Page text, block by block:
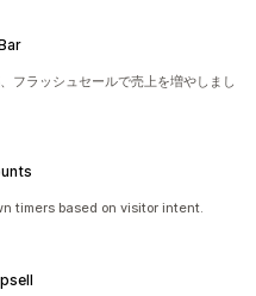
フラッシュセールで売上を増やしまし
timers based on visitor intent.